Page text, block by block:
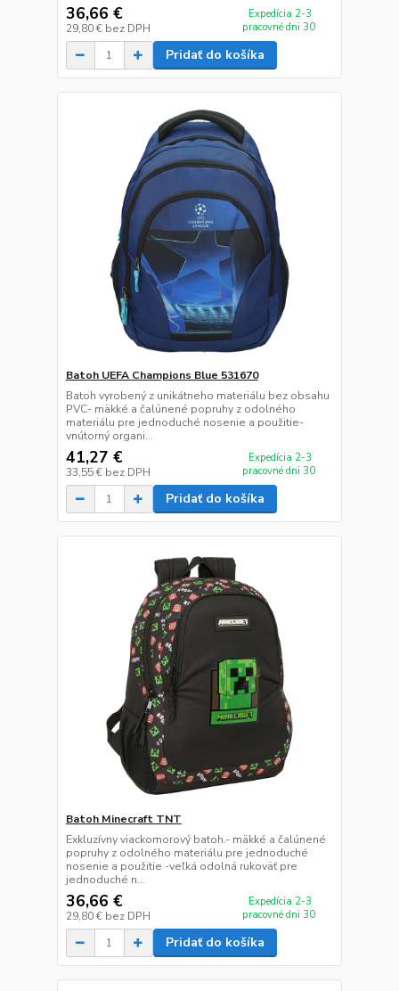
36,66 €
29,80 € bez DPH
Expedícia 2-3
pracovné dni 30
Pridať do košíka
Batoh UEFA Champions Blue 531670
Batoh vyrobený z unikátneho materiálu bez obsahu
PVC- mäkké a čalúnené popruhy z odolného
materiálu pre jednoduché nosenie a použitie-
vnútorný organi...
41,27 €
33,55 € bez DPH
Expedícia 2-3
pracovné dni 30
Pridať do košíka
Batoh Minecraft TNT
Exkluzívny viackomorový batoh.- mäkké a čalúnené
popruhy z odolného materiálu pre jednoduché
nosenie a použitie -veľká odolná rukoväť pre
jednoduché n...
36,66 €
29,80 € bez DPH
Expedícia 2-3
pracovné dni 30
Pridať do košíka